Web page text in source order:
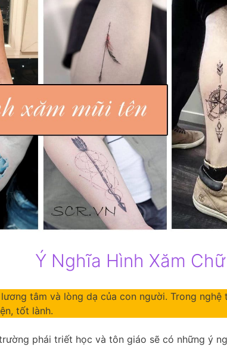
Ý Nghĩa Hình Xăm
tâm và lòng dạ của con người. Trong
tốt lành.
phái triết học và tôn giáo sẽ có những ý